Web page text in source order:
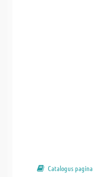
Catalogus pagina